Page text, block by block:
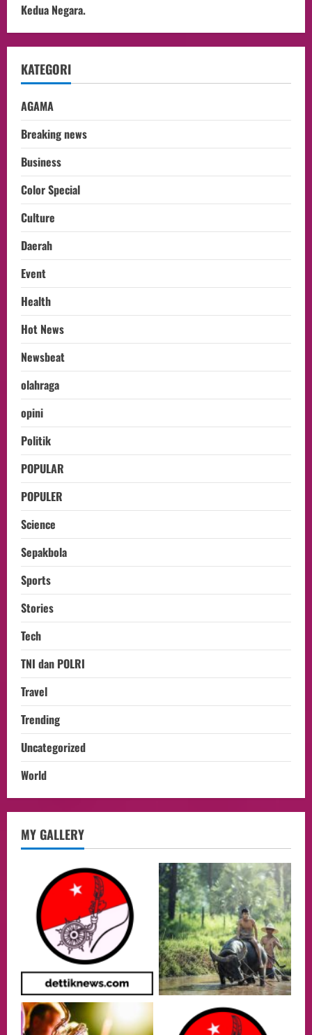
Kedua Negara.
KATEGORI
AGAMA
Breaking news
Business
Color Special
Culture
Daerah
Event
Health
Hot News
Newsbeat
olahraga
opini
Politik
POPULAR
POPULER
Science
Sepakbola
Sports
Stories
Tech
TNI dan POLRI
Travel
Trending
Uncategorized
World
MY GALLERY
lembaga investor, Berorientasi Untuk
Meningkatkan SDM
05/08/2026
3
Health
Aliyuddin: Anak Indonesia di Luar Negeri
Harus Berprestasi, Berkarakter, dan
Menjaga Nama Baik Bangsa
05/08/2026
Putusan Diundur Lagi, Pernyataan